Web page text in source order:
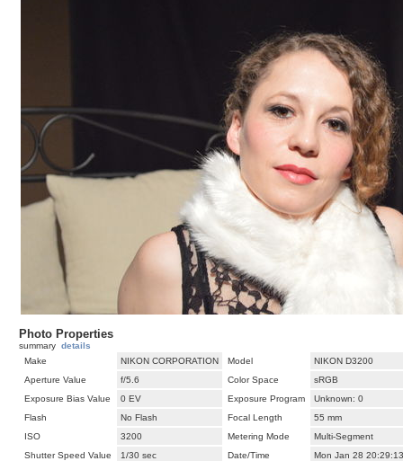
Photo Properties
summary details
Make
NIKON CORPORATION Model
NIKON D3200
Aperture Value
f/5.6 Color Space
sRGB
Exposure Bias Value
0 EV Exposure Program
Unknown: 0
Flash
No Flash Focal Length
55 mm
ISO
3200 Metering Mode
Multi-Segment
Shutter Speed Value
1/30 sec Date/Time Mon Jan 28